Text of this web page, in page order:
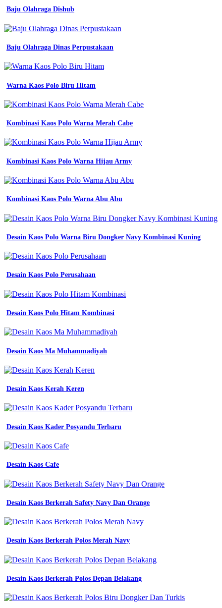
polo
hitam
belakang
koleksi
jual
creative
wearpack
polos
hitam
baju
coverall
katelpak
kaos
hitam
belakang
desain
lengan
panjang
desain
wearpack
balap
polos
baju
gambar
file
dan
unduh
Desain
Training
Desain
Wearpack
Polos
di
inspirasi
modis
wearpack
abu
abu
jual
baju
Baju Olahraga Dishub
Baju Olahraga Dinas Perpustakaan
Warna Kaos Polo Biru Hitam
Kombinasi Kaos Polo Warna Merah Cabe
Kombinasi Kaos Polo Warna Hijau Army
Kombinasi Kaos Polo Warna Abu Abu
Desain Kaos Polo Warna Biru Dongker Navy Kombinasi Kuning
Desain Kaos Polo Perusahaan
Desain Kaos Polo Hitam Kombinasi
Desain Kaos Ma Muhammadiyah
Desain Kaos Kerah Keren
Desain Kaos Kader Posyandu Terbaru
Desain Kaos Cafe
Desain Kaos Berkerah Safety Navy Dan Orange
Desain Kaos Berkerah Polos Merah Navy
Desain Kaos Berkerah Polos Depan Belakang